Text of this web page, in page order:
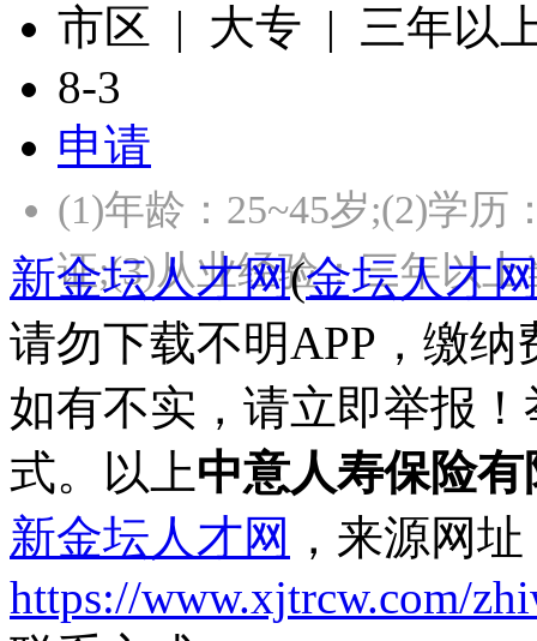
市区 | 大专 | 三年以
8-3
申请
(1)年龄：25~45岁;(2)学
证;(3)从业经验：三年以
新金坛人才网(金坛人才
请勿下载不明APP，缴
如有不实，请立即举报
式。以上中意人寿保险
新金坛人才网 ，来源网
https://www.xjtrcw.com/